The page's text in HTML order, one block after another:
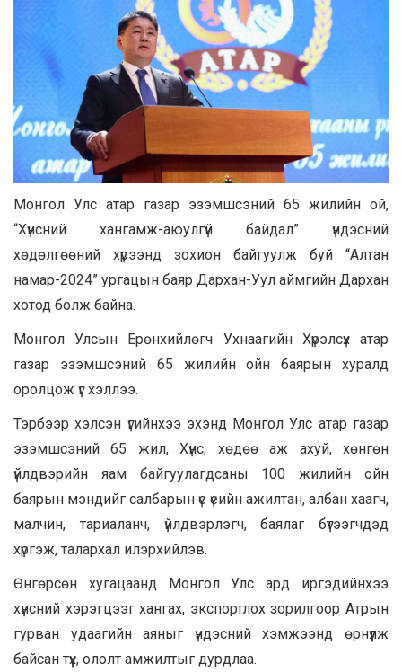
Монгол Улс атар газар эзэмшсэний 65 жилийн ой,
“Хүнсний хангамж-аюулгүй байдал” үндэсний
хөдөлгөөний хүрээнд зохион байгуулж буй “Алтан
намар-2024” ургацын баяр Дархан-Уул аймгийн Дархан
хотод болж байна.
Монгол Улсын Ерөнхийлөгч Ухнаагийн Хүрэлсүх атар
газар эзэмшсэний 65 жилийн ойн баярын хуралд
оролцож үг хэллээ.
Тэрбээр хэлсэн үгийнхээ эхэнд Монгол Улс атар газар
эзэмшсэний 65 жил, Хүнс, хөдөө аж ахуй, хөнгөн
үйлдвэрийн яам байгуулагдсаны 100 жилийн ойн
баярын мэндийг салбарын үе үеийн ажилтан, албан хаагч,
малчин, тариаланч, үйлдвэрлэгч, баялаг бүтээгчдэд
хүргэж, талархал илэрхийлэв.
Өнгөрсөн хугацаанд Монгол Улс ард иргэдийнхээ
хүнсний хэрэгцээг хангах, экспортлох зорилгоор Атрын
гурван удаагийн аяныг үндэсний хэмжээнд өрнүүлж
байсан түүх, ололт амжилтыг дурдлаа.